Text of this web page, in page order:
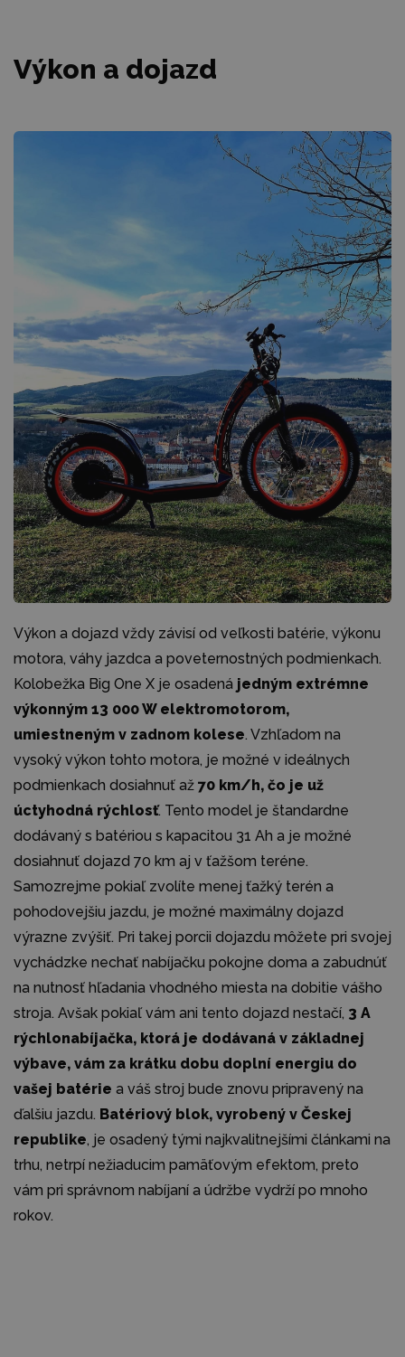
Výkon a dojazd
Výkon a dojazd vždy závisí od veľkosti batérie, výkonu
motora, váhy jazdca a poveternostných podmienkach.
Kolobežka Big One X je osadená jedným extrémne
výkonným 13 000 W elektromotorom,
umiestneným v zadnom kolese. Vzhľadom na
vysoký výkon tohto motora, je možné v ideálnych
podmienkach dosiahnuť až 70 km/h, čo je už
úctyhodná rýchlosť. Tento model je štandardne
dodávaný s batériou s kapacitou 31 Ah a je možné
dosiahnuť dojazd 70 km aj v ťažšom teréne.
Samozrejme pokiaľ zvolíte menej ťažký terén a
pohodovejšiu jazdu, je možné maximálny dojazd
výrazne zvýšiť. Pri takej porcii dojazdu môžete pri svojej
vychádzke nechať nabíjačku pokojne doma a zabudnúť
na nutnosť hľadania vhodného miesta na dobitie vášho
stroja. Avšak pokiaľ vám ani tento dojazd nestačí, 3 A
rýchlonabíjačka, ktorá je dodávaná v základnej
výbave, vám za krátku dobu doplní energiu do
vašej batérie a váš stroj bude znovu pripravený na
ďalšiu jazdu. Batériový blok, vyrobený v Českej
republike, je osadený tými najkvalitnejšími článkami na
trhu, netrpí nežiaducim pamäťovým efektom, preto
vám pri správnom nabíjaní a údržbe vydrží po mnoho
rokov.